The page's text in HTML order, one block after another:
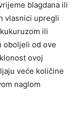
blagdana ili
vlasnici upregli
ili
oboljeli od ove
ovoj
veće količine
naglom